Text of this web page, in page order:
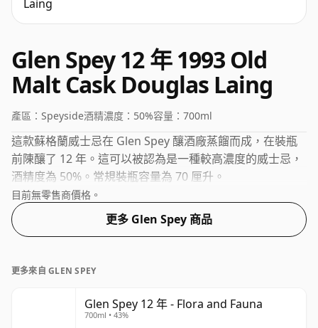
Glen Spey 12 年 1993 Old
Malt Cask Douglas Laing
產區： Speyside酒精濃度： 50%容量： 700ml
這款蘇格蘭威士忌在 Glen Spey 釀酒廠蒸餾而成，在裝瓶
前陳釀了 12 年。這可以被認為是一種較高濃度的威士忌，
酒精度為 50%。常規裝瓶容量為 70 厘升。
目前無零售商價格。
更多 Glen Spey 商品
更多來自 GLEN SPEY
Glen Spey 12 年 - Flora and Fauna
700ml • 43%